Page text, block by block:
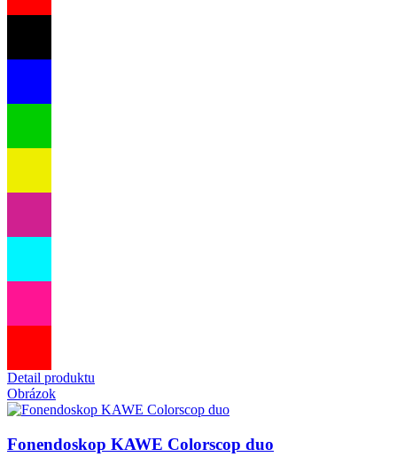
Detail produktu
Obrázok
Fonendoskop KAWE Colorscop duo